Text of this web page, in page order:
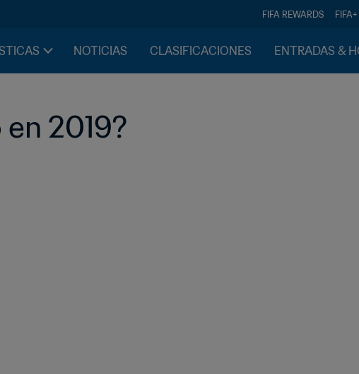
FIFA REWARDS FIFA+
NOTICIAS CLASIFICACIONES ENTRADAS &
2019?